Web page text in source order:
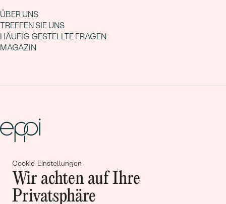
Cookie-Einstellungen
Wir achten auf Ihre
Privatsphäre
ÜBER UNS
TREFFEN SIE UNS
HÄUFIG GESTELLTE FRAGEN
MAGAZIN
Gemeinsam erschaffen wir
Geschichten von Schönheit und